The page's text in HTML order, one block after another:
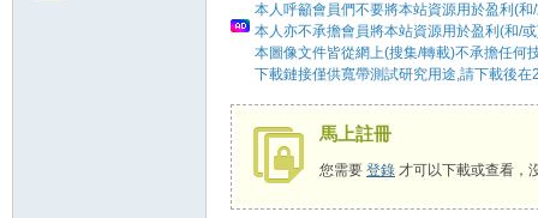
本人呼籲會員們不要將本站資源用於盈利(和
本人亦不承擔會員將本站資源用於盈利(和/
本圖像文件皆從網上(搜集/轉載)不承擔任何
下載鏈接僅供寬帶測試研究用途,請下載後
馬上註冊
您需要 登錄 才可以下載或查看，